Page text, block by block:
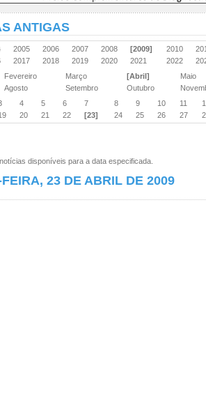
ANTIGAS
2005 2006 2007 2008 [2009] 2010
2017 2018 2019 2020 2021 2022
Fevereiro Março [Abril] Maio
Agosto Setembro Outubro
4 5 6 7 8 9 10 11
20 21 22 [23] 24 25 26 27
disponíveis para a data especificada.
23 DE ABRIL DE 2009